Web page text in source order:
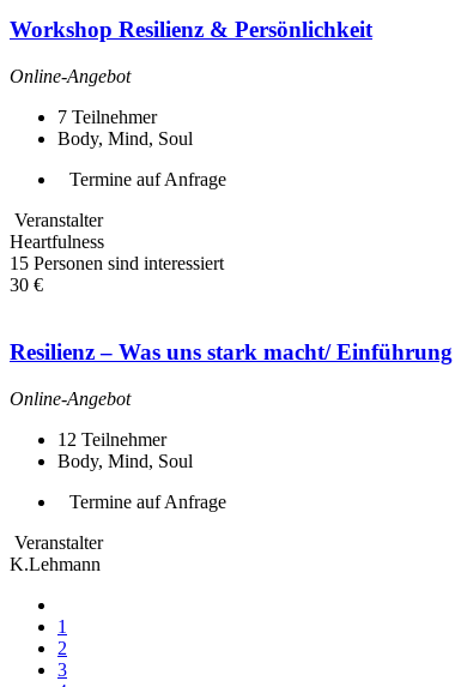
Workshop Resilienz & Persönlichkeit
Online-Angebot
7 Teilnehmer
Body, Mind, Soul
Termine auf Anfrage
Veranstalter
Heartfulness
15 Personen sind interessiert
30 €
Resilienz – Was uns stark macht/ Einführung
Online-Angebot
12 Teilnehmer
Body, Mind, Soul
Termine auf Anfrage
Veranstalter
K.Lehmann
1
2
3